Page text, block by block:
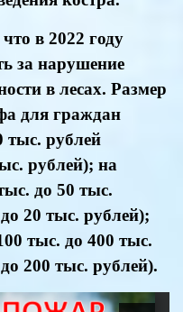
в 2022 году
за нарушение
в лесах. Размер
для граждан
тыс. рублей
рублей); на
до 50 тыс.
20 тыс. рублей);
тыс. до 400 тыс.
200 тыс. рублей).